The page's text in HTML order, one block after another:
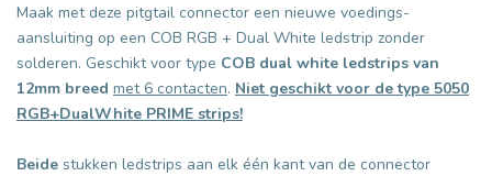
Maak met deze pitgtail connector een nieuwe voedings-
aansluiting op een COB RGB + Dual White ledstrip zonder
solderen. Geschikt voor type COB dual white ledstrips van
12mm breed met 6 contacten. Niet geschikt voor de type 5050
RGB+DualWhite PRIME strips!
Beide stukken ledstrips aan elk één kant van de connector